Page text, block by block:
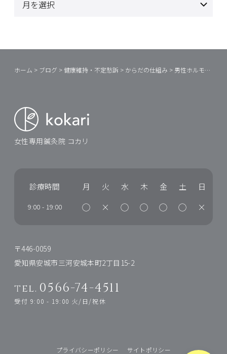
ホーム > ブログ >健康維持・不定愁訴 > からだの仕組み > 男性ホルモンは元気の素？！②
女性専用鍼灸院 コカリ
診療時間 月 火 水 木 金 土 日
9:00 - 19:00 ◯ × ◯ ◯ ◯ ◯ ×
〒446-0059
愛知県安城市三河安城本町2丁目15-2
tel. 0566-74-4511
受付 9:00 - 19:00 火/日/祝休
プライバシーポリシー サイトポリシー